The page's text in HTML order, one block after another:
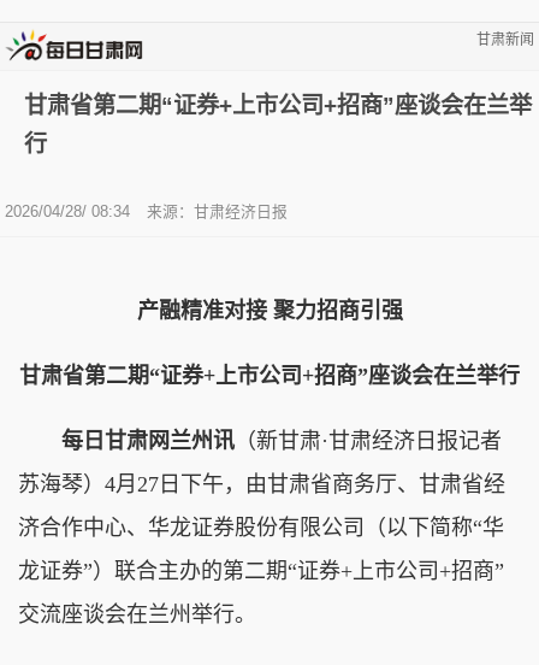
甘肃新闻
甘肃省第二期“证券+上市公司+招商”座谈会在兰举
行
2026/04/28/ 08:34 来源：甘肃经济日报
产融精准对接 聚力招商引强
甘肃省第二期“证券+上市公司+招商”座谈会在兰举行
每日甘肃网兰州讯 （新甘肃·甘肃经济日报记者
苏海琴）4月27日下午，由甘肃省商务厅、甘肃省经
济合作中心、华龙证券股份有限公司（以下简称“华
龙证券”）联合主办的第二期“证券+上市公司+招商”
交流座谈会在兰州举行。